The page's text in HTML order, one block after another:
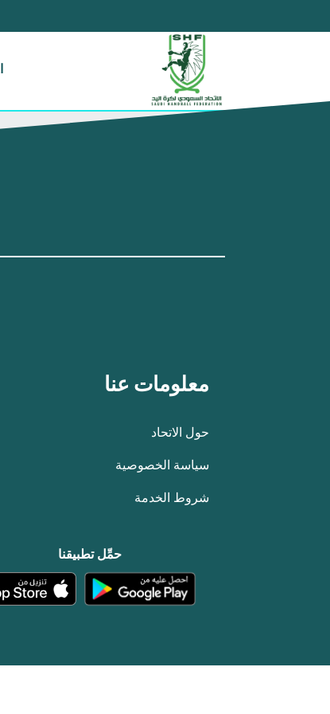
معلومات عنا
حول الاتحاد
سياسة الخصوصية
شروط الخدمة
حمِّل تطبيقنا